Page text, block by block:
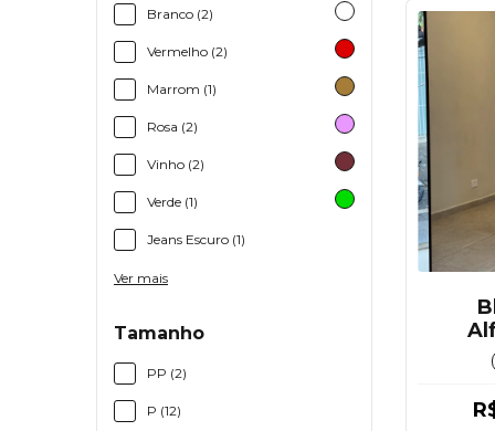
Branco (2)
Vermelho (2)
Marrom (1)
Rosa (2)
Vinho (2)
Verde (1)
Jeans Escuro (1)
Ver mais
Tamanho
PP (2)
P (12)